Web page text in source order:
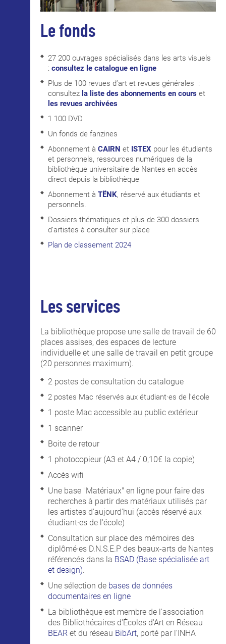
Le fonds
27 200 ouvrages spécialisés dans les arts visuels
: consultez le catalogue en ligne
Plus de 100 revues d’art et revues générales :
consultez la liste des abonnements en cours et
les revues archivées
1 100 DVD
Un fonds de fanzines
Abonnement à CAIRN et ISTEX pour les étudiants
et personnels, ressources numériques de la
bibliothèque universitaire de Nantes en accès
direct depuis la bibliothèque
Abonnement à TËNK, réservé aux étudiants et
personnels.
Dossiers thématiques et plus de 300 dossiers
d’artistes à consulter sur place
Plan de classement 2024
Les services
La bibliothèque propose une salle de travail de 60
places assises, des espaces de lecture
individuelle et une salle de travail en petit groupe
(20 personnes maximum).
2 postes de consultation du catalogue
2 postes Mac réservés aux étudiant·es de l'école
1 poste Mac accessible au public extérieur
1 scanner
Boite de retour
1 photocopieur (A3 et A4 / 0,10€ la copie)
Accès wifi
Une base "Matériaux" en ligne pour faire des
recherches à partir des matériaux utilisés par
les artistes d'aujourd'hui (accès réservé aux
étudiant·es de l'école)
Consultation sur place des mémoires des
diplômé·es D.N.S.E.P des beaux-arts de Nantes
référencés dans la BSAD (Base spécialisée art
et design).
Une sélection de bases de données
documentaires en ligne
La bibliothèque est membre de l'association
des Bibliothécaires d'Écoles d'Art en Réseau
BEAR et du réseau BibArt, porté par l'INHA